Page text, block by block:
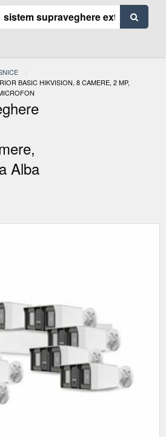
BASIC HIKVISION, 8 CAMERE, 2 MP,
Alba